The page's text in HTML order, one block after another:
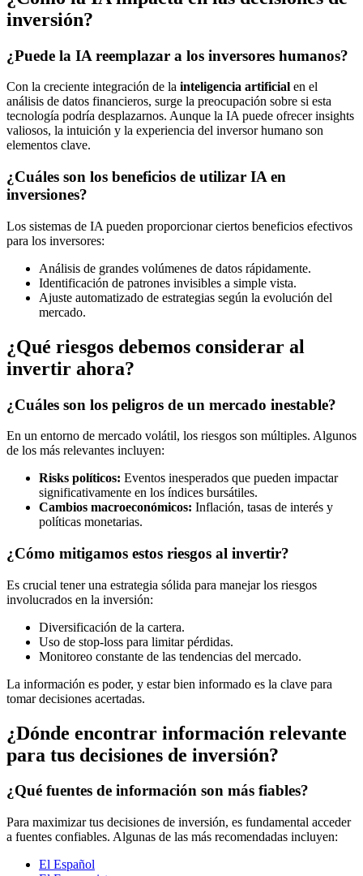
inversión?
¿Puede la IA reemplazar a los inversores humanos?
Con la creciente integración de la inteligencia artificial en el
análisis de datos financieros, surge la preocupación sobre si esta
tecnología podría desplazarnos. Aunque la IA puede ofrecer insights
valiosos, la intuición y la experiencia del inversor humano son
elementos clave.
¿Cuáles son los beneficios de utilizar IA en
inversiones?
Los sistemas de IA pueden proporcionar ciertos beneficios efectivos
para los inversores:
Análisis de grandes volúmenes de datos rápidamente.
Identificación de patrones invisibles a simple vista.
Ajuste automatizado de estrategias según la evolución del
mercado.
¿Qué riesgos debemos considerar al
invertir ahora?
¿Cuáles son los peligros de un mercado inestable?
En un entorno de mercado volátil, los riesgos son múltiples. Algunos
de los más relevantes incluyen:
Risks políticos: Eventos inesperados que pueden impactar
significativamente en los índices bursátiles.
Cambios macroeconómicos: Inflación, tasas de interés y
políticas monetarias.
¿Cómo mitigamos estos riesgos al invertir?
Es crucial tener una estrategia sólida para manejar los riesgos
involucrados en la inversión:
Diversificación de la cartera.
Uso de stop-loss para limitar pérdidas.
Monitoreo constante de las tendencias del mercado.
La información es poder, y estar bien informado es la clave para
tomar decisiones acertadas.
¿Dónde encontrar información relevante
para tus decisiones de inversión?
¿Qué fuentes de información son más fiables?
Para maximizar tus decisiones de inversión, es fundamental acceder
a fuentes confiables. Algunas de las más recomendadas incluyen:
El Español